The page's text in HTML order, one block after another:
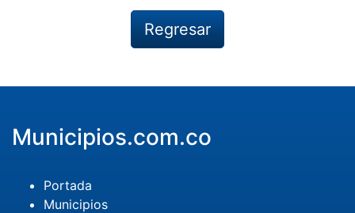
Regresar
Municipios.com.co
Portada
Municipios